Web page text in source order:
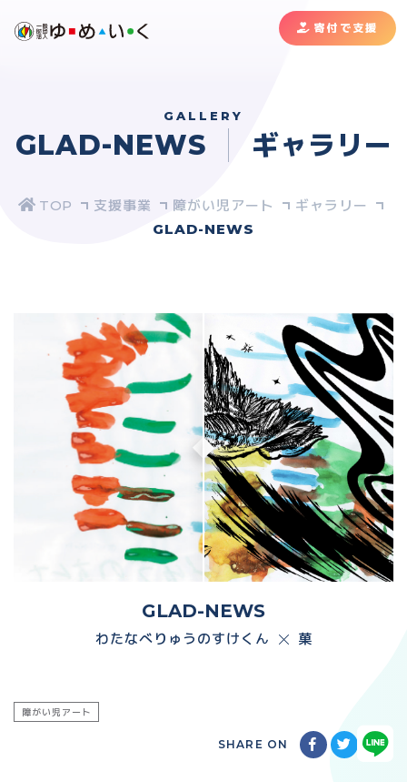
寄付で支援
GALLERY
GLAD-NEWS ギャラリー
支援事業 障がい児アート
ギャラリー
GLAD-NEWS
GLAD-NEWS
わたなべりゅうのすけくん 菓
障がい児アート
SHARE ON